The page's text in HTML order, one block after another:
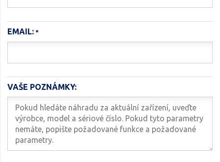
EMAIL:
VAŠE POZNÁMKY: